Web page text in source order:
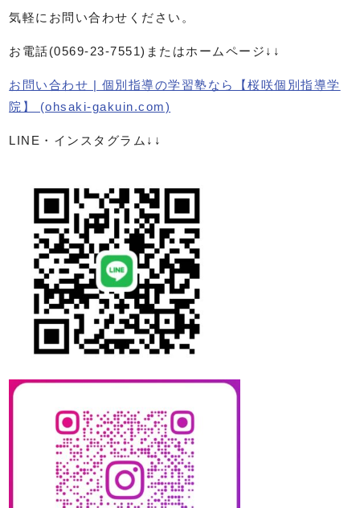
気軽にお問い合わせください。
お電話(0569-23-7551) またはホームページ↓↓
お問い合わせ | 個別指導の学習塾なら【桜咲個別指導学
院】 (ohsaki-gakuin.com)
LINE ・インスタグラム↓↓